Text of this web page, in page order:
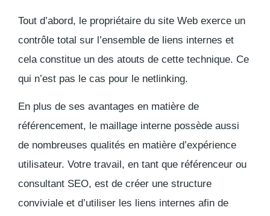
Tout d’abord, le propriétaire du site Web exerce un
contrôle total sur l’ensemble de liens internes et
cela constitue un des atouts de cette technique. Ce
qui n’est pas le cas pour le netlinking.
En plus de ses avantages en matière de
référencement, le maillage interne possède aussi
de nombreuses qualités en matière d’expérience
utilisateur. Votre travail, en tant que référenceur ou
consultant SEO, est de créer une structure
conviviale et d’utiliser les liens internes afin de